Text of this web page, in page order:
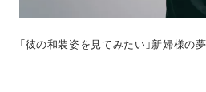
「彼の和装姿を見てみたい」新婦様の